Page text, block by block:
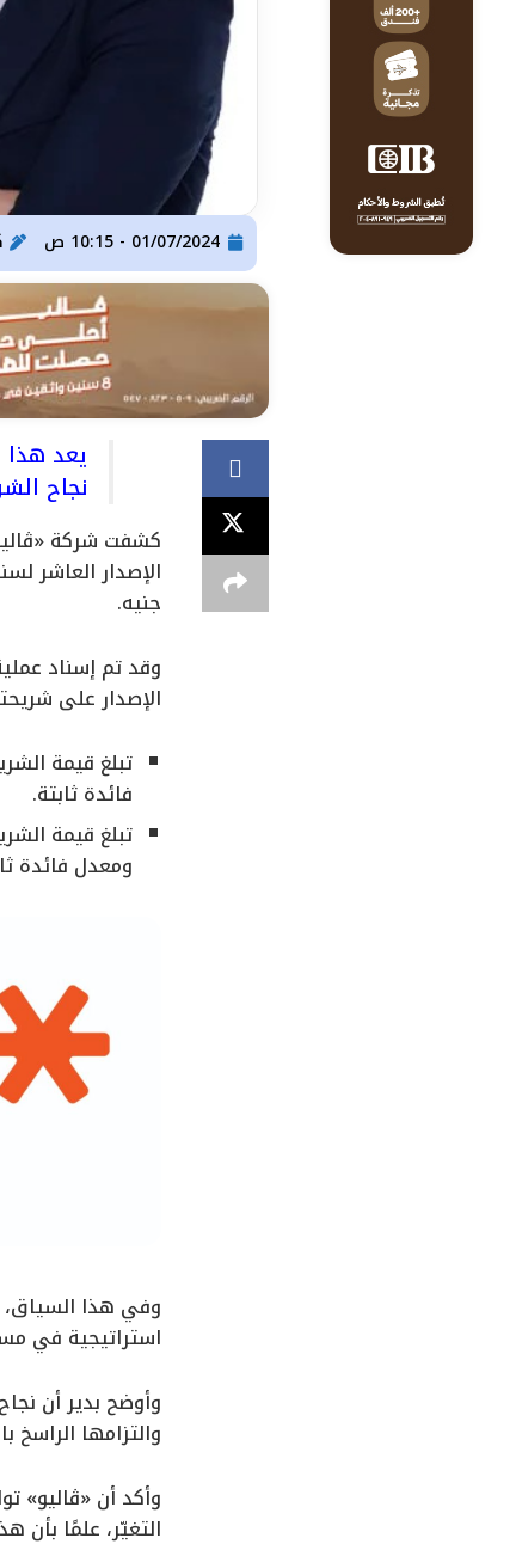
01/07/2024 - 10:15 ص
نجاح الشركة في
كشفت شركة
جنيه.
وقد تم إسناد
الإصدار على
فائدة ثابتة.
ومعدل فائدة
وفي هذا السياق،
استراتيجية في
وأوضح بدير أن
والتزامها الراسخ
وأكد أن «ڤاليو»
التغيّر، علمًا بأن